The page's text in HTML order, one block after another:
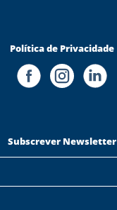
Política de Privacidade
Subscrever Newsletter